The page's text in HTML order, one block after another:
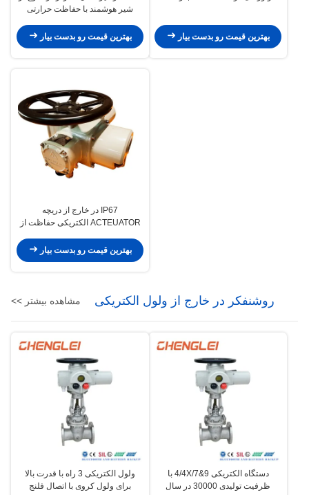
بهترین قیمت رو بدست بیار
شیر هوشمند با حفاظت حرارتی
بهترین قیمت رو بدست بیار
IP67 در خارج از دریچه
ACTEUATOR الکتریکی حفاظت از
دور
بهترین قیمت رو بدست بیار
روشنفکر در خارج از ولول الکتریکی
ولول الکتریکی
مشاهده بیشتر >>
دستگاه الکتریکی 4/4X/7&9 با
ظرفیت تولیدی 30000 در سال
ولول الکتریکی 3 راه با قدرت بالا
برای ولول کروی با اتصال فلنج